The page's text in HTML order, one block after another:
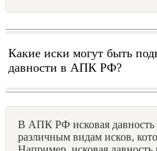
Какие иски могут быть
давности в АПК РФ?
В АПК РФ исковая давность
различным видам исков,